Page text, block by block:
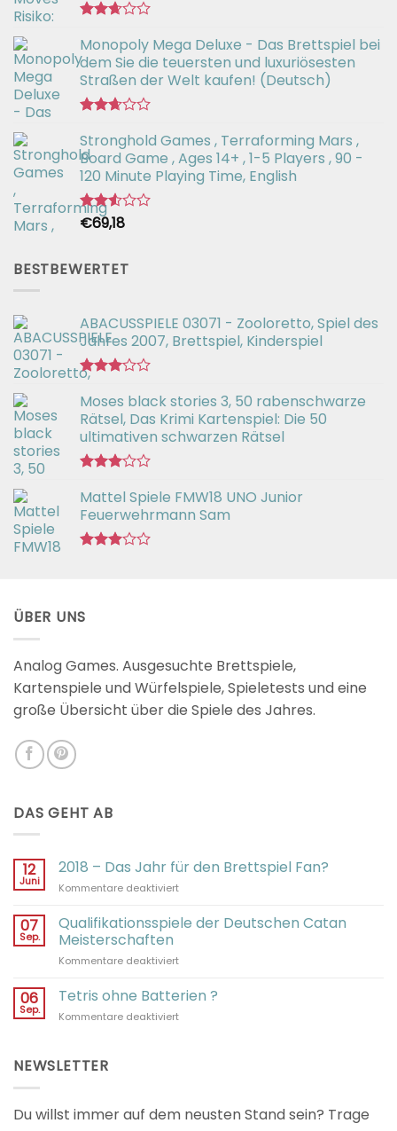
mit
2.66
von 5
Monopoly Mega Deluxe - Das Brettspiel bei
dem Sie die teuersten und luxuriösesten
Straßen der Welt kaufen! (Deutsch)
mit
2.64
von 5
Stronghold Games , Terraforming Mars ,
Board Game , Ages 14+ , 1-5 Players , 90 -
120 Minute Playing Time, English
Bewertet
von 5
€69,18
BESTBEWERTET
ABACUSSPIELE 03071 - Zooloretto, Spiel des
Jahres 2007, Brettspiel, Kinderspiel
mit
3.02
von 5
Moses black stories 3, 50 rabenschwarze
Rätsel, Das Krimi Kartenspiel: Die 50
ultimativen schwarzen Rätsel
mit
3.00
von 5
Mattel Spiele FMW18 UNO Junior
Feuerwehrmann Sam
ÜBER UNS
Analog Games. Ausgesuchte Brettspiele,
Kartenspiele und Würfelspiele, Spieletests und eine
große Übersicht über die Spiele des Jahres.
DAS GEHT AB
12
Juni
2018 – Das Jahr für den Brettspiel Fan?
Kommentare deaktiviertfür
–
Das
für
Brettspiel
07
Sep.
Qualifikationsspiele der Deutschen Catan
Meisterschaften
Kommentare deaktiviertfür
der
Deutschen
Catan
06
Sep.
Tetris ohne Batterien ?
Kommentare deaktiviertfür
NEWSLETTER
Du willst immer auf dem neusten Stand sein? Trage